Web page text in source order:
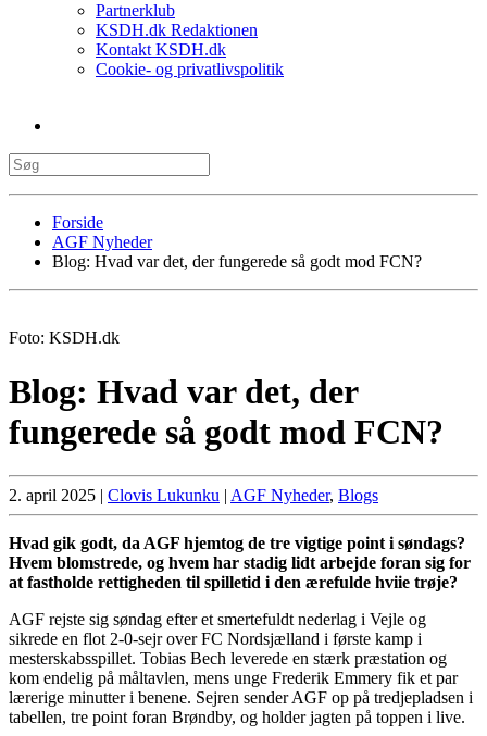
Partnerklub
KSDH.dk Redaktionen
Kontakt KSDH.dk
Cookie- og privatlivspolitik
Forside
AGF Nyheder
Blog: Hvad var det, der fungerede så godt mod FCN?
Foto: KSDH.dk
Blog: Hvad var det, der
fungerede så godt mod FCN?
2. april 2025 | Clovis Lukunku | AGF Nyheder, Blogs
Hvad gik godt, da AGF hjemtog de tre vigtige point i søndags?
Hvem blomstrede, og hvem har stadig lidt arbejde foran sig for
at fastholde rettigheden til spilletid i den ærefulde hviie trøje?
AGF rejste sig søndag efter et smertefuldt nederlag i Vejle og
sikrede en flot 2-0-sejr over FC Nordsjælland i første kamp i
mesterskabsspillet. Tobias Bech leverede en stærk præstation og
kom endelig på måltavlen, mens unge Frederik Emmery fik et par
lærerige minutter i benene. Sejren sender AGF op på tredjepladsen i
tabellen, tre point foran Brøndby, og holder jagten på toppen i live.